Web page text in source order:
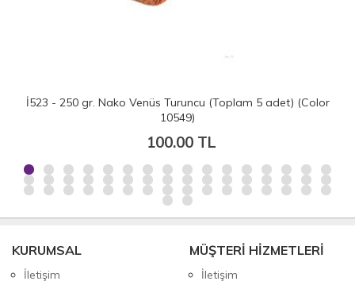
İ523 - 250 gr. Nako Venüs Turuncu (Toplam 5 adet) (Color
10549)
100.00 TL
KURUMSAL
İletişim
MÜŞTERİ HİZMETLERİ
İletişim